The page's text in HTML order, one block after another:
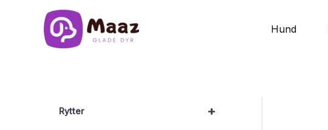
Hund
+
Rytter